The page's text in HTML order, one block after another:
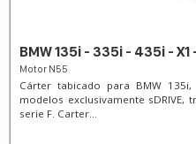
BMW 135i - 335i - 435i - X1
Motor N55
Cárter tabicado para BMW
modelos exclusivamente
serie F. Carter...